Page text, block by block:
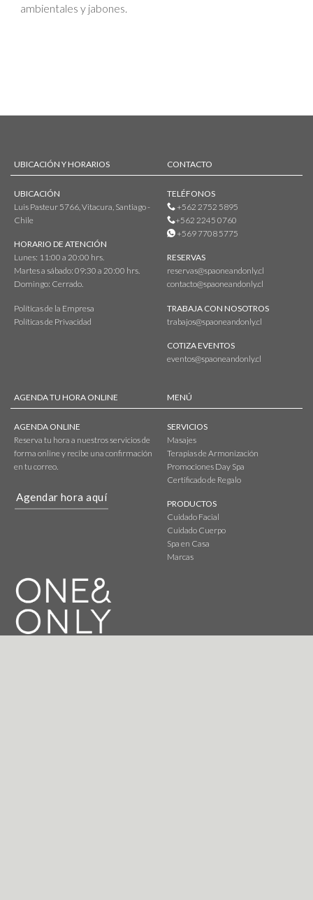
ambientales y jabones.
UBICACIÓN Y HORARIOS
UBICACIÓN
Luis Pasteur 5766, Vitacura, Santiago -
Chile
HORARIO DE ATENCIÓN
Lunes: 11:00 a 20:00 hrs.
Martes a sábado: 09:30 a 20:00 hrs.
Domingo: Cerrado.
Políticas de la Empresa
Políticas de Privacidad
CONTACTO
TELÉFONOS
+562 2752 5895
+562 2245 0760
+569 7708 5775
RESERVAS
reservas@spaoneandonly.cl
contacto@spaoneandonly.cl
TRABAJA CON NOSOTROS
trabajos@spaoneandonly.cl
COTIZA EVENTOS
eventos@spaoneandonly.cl
AGENDA TU HORA ONLINE
AGENDA ONLINE
Reserva tu hora a nuestros servicios de
forma online y recibe una confirmación
en tu correo.
Agendar hora aquí
MENÚ
SERVICIOS
Masajes
Terapias de Armonización
Promociones Day Spa
Certificado de Regalo
PRODUCTOS
Cuidado Facial
Cuidado Cuerpo
Spa en Casa
Marcas